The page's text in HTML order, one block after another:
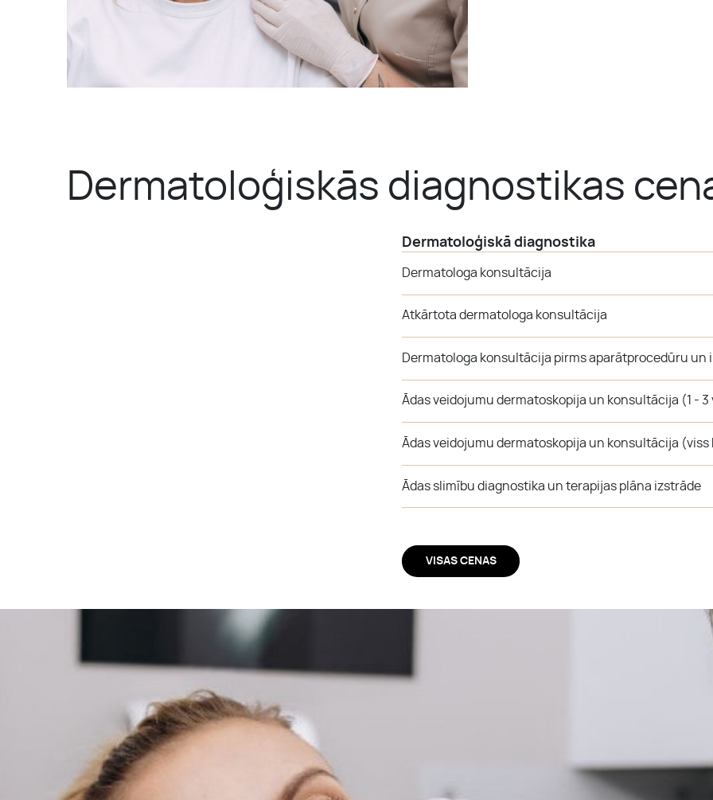
Dermatoloģiskās diagnostikas
Dermatoloģiskā diagnostika
Dermatologa konsultācija
Atkārtota dermatologa konsultācija
Dermatologa konsultācija pirms aparātprocedūru un
Ādas veidojumu dermatoskopija un konsultācija (1 -
Ādas veidojumu dermatoskopija un konsultācija
Ādas slimību diagnostika un terapijas plāna izstrāde
VISAS CENAS